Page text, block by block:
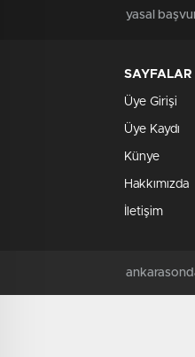
yasal
SAYFALAR
Üye Girişi
Üye Kaydı
Künye
Hakkımızda
İletişim